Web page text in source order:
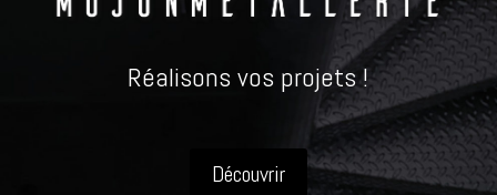
Réalisons vos projets !
Découvrir